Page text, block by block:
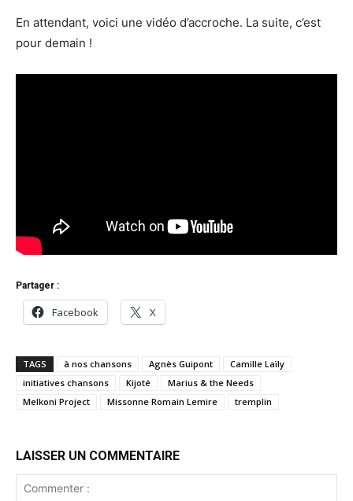
En attendant, voici une vidéo d’accroche. La suite, c’est
pour demain !
Partager :
Facebook X
TAGS à nos chansons Agnès Guipont
Camille Laïly
initiatives chansons
Kijoté
Marius & the Needs
Melkoni Project
Missonne Romain Lemire tremplin
LAISSER UN COMMENTAIRE